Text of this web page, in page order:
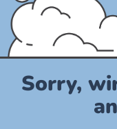
Sorry,